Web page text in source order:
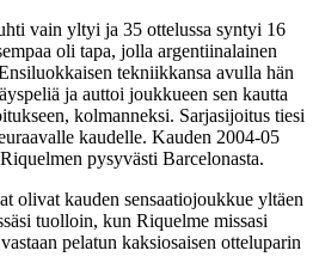
vain yltyi ja 35 ottelussa syntyi 16
oli tapa, jolla argentiinalainen
tekniikkansa avulla hän
ja auttoi joukkueen sen kautta
kolmanneksi. Sarjasijoitus tiesi
kaudelle. Kauden 2004-05
pysyvästi Barcelonasta.
olivat kauden sensaatiojoukkue yltäen
tuolloin, kun Riquelme missasi
pelatun kaksiosaisen otteluparin